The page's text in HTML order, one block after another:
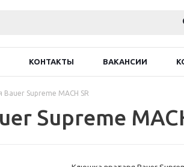
КОНТАКТЫ ВАКАНСИИ
Supreme MACH SR
Supreme